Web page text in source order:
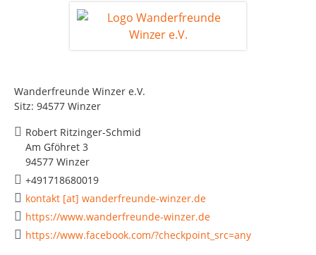
Wanderfreunde Winzer e.V.
Sitz: 94577 Winzer
Robert Ritzinger-Schmid
Am Gföhret 3
94577 Winzer
+491718680019
kontakt [at] wanderfreunde-winzer.de
https://www.wanderfreunde-winzer.de
https://www.facebook.com/?checkpoint_src=any